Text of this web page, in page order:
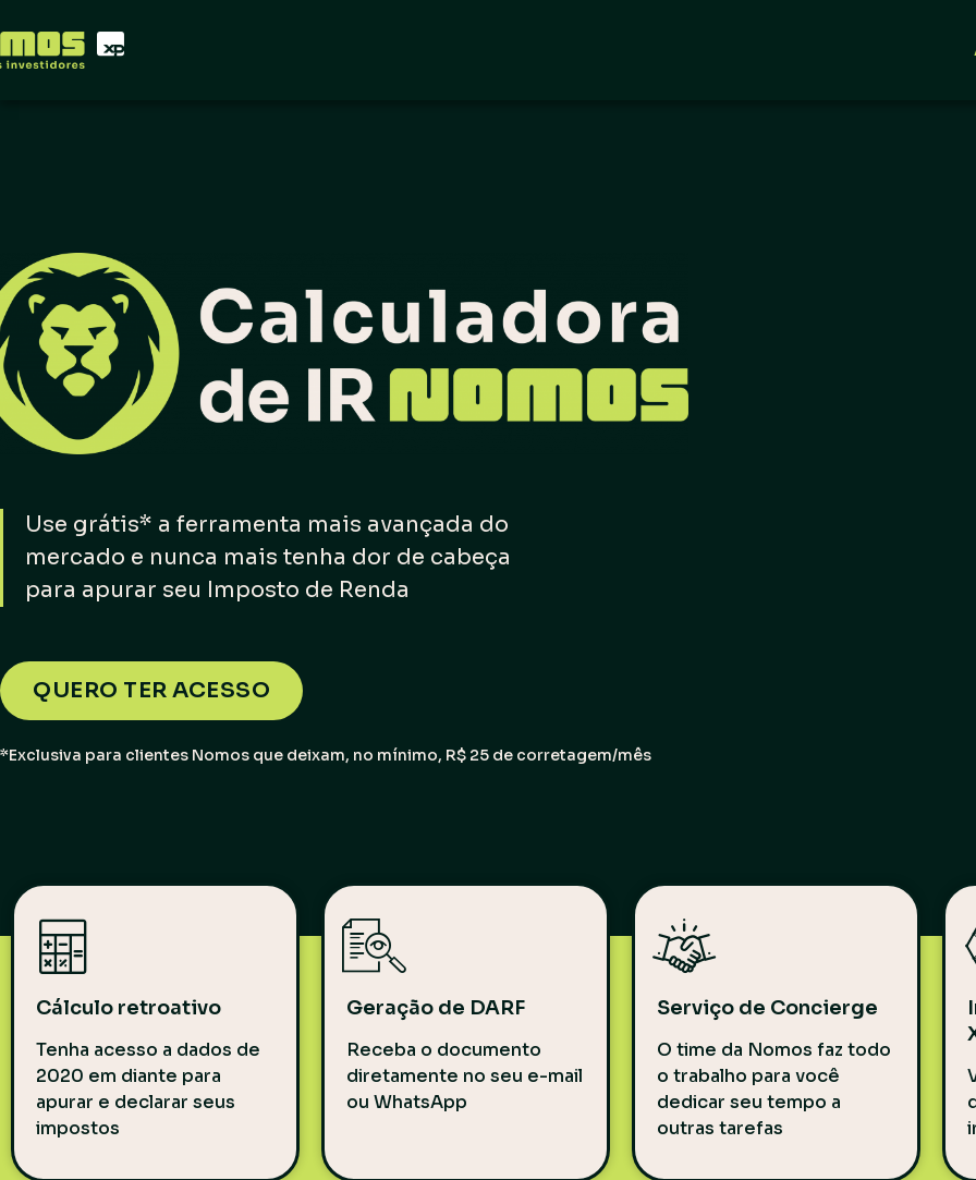
Use grátis* a ferramenta mais avançada do
mercado e nunca mais tenha dor de cabeça
para apurar seu Imposto de Renda
QUERO TER ACESSO
*Exclusiva para clientes Nomos que deixam, no mínimo, R$ 25 de corretagem/mês
Cálculo retroativo
Tenha acesso a dados de
2020 em diante para
apurar e declarar seus
impostos
Geração de DARF
Receba o documento
diretamente no seu e-mail
ou WhatsApp
Serviço de Concierge
O time da Nomos faz todo
o trabalho para você
dedicar seu tempo a
outras tarefas